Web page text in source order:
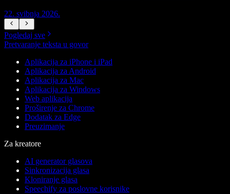
22. svibnja 2026.
Pogledaj sve
Pretvaranje teksta u govor
Aplikacija za iPhone i iPad
Aplikacija za Android
Aplikacija za Mac
Aplikacija za Windows
Web aplikacija
Proširenje za Chrome
Dodatak za Edge
Preuzimanje
Za kreatore
AI generator glasova
Sinkronizacija glasa
Kloniranje glasa
Speechify za poslovne korisnike